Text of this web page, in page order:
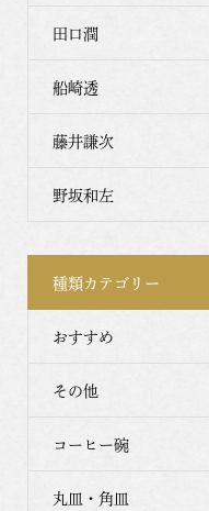
田口潤
船崎透
藤井謙次
野坂和左
種類カテゴリー
おすすめ
その他
コーヒー碗
丸皿・角皿